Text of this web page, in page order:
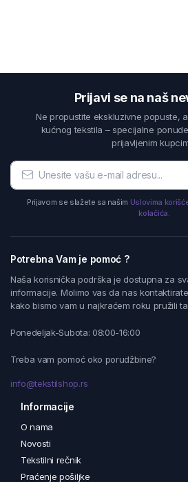
Prijavi se na naš
Ne propustite ekskluzivne popuste,
kućnog tekstila – specijalne
prijavljenim
Prijavom se slažete sa našim Uslovima
kolačića.
Potrebna Vam je pomoć ?
Naša korisnička podrška je dostupna za
informacije. Molimo vas da nas
kako bismo vam u najkraćem roku pružili
Ponedeljak-Subota: 08:00-16:00
Treba vam pomoć oko porudžbine?
info@tekstilshop.rs
Informacije
O nama
Novosti
Tekstilni rečnik
Praćenje pošiljke